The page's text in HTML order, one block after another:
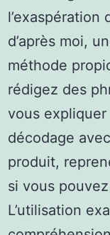
d’après moi,
méthode
rédigez des
vous
décodage
produit,
si vous
L’utilisation